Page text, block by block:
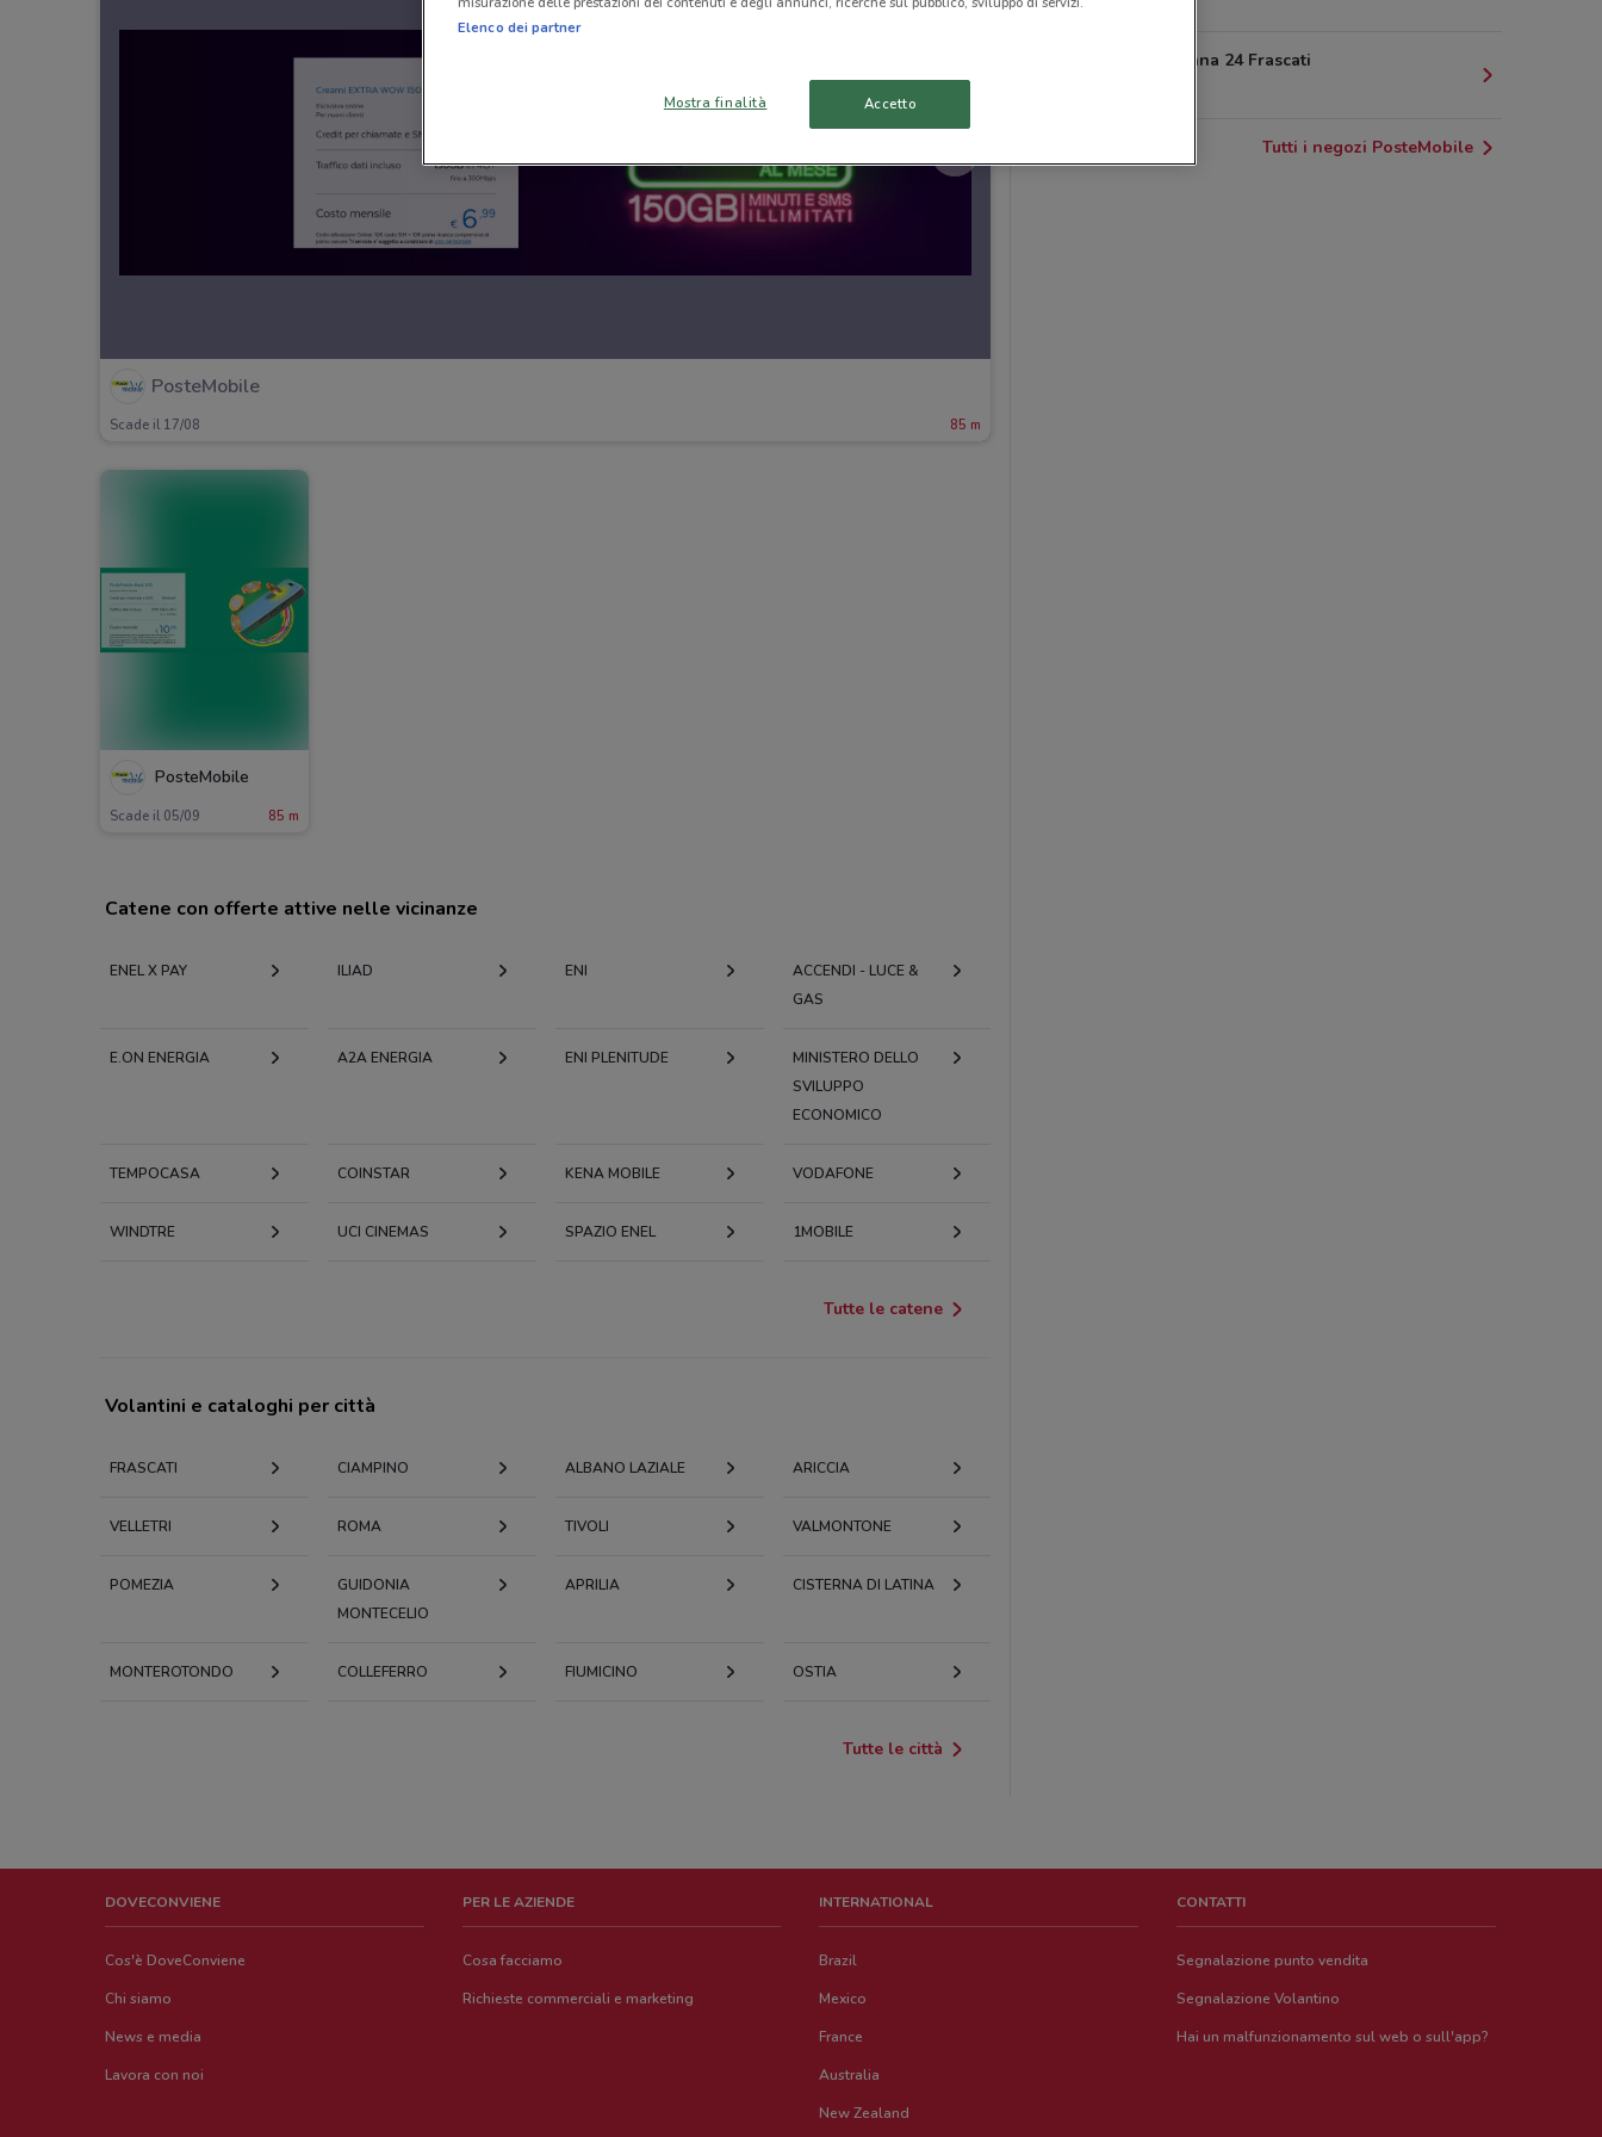
PosteMobile
Scade il 17/08 85 m
PosteMobile
Scade il 05/09 85 m
Via Sciadonna 24 Frascati
Tutti i negozi PosteMobile
Catene con offerte attive nelle vicinanze
ENEL X PAY ILIAD ENI
ACCENDI - LUCE &
GAS
E.ON ENERGIA A2A ENERGIA ENI PLENITUDE
MINISTERO DELLO
SVILUPPO
ECONOMICO
TEMPOCASA COINSTAR KENA MOBILE VODAFONE
WINDTRE UCI CINEMAS SPAZIO ENEL 1MOBILE
Tutte le catene
Volantini e cataloghi per città
FRASCATI CIAMPINO ALBANO LAZIALE ARICCIA
VELLETRI ROMA TIVOLI VALMONTONE
POMEZIA
GUIDONIA
MONTECELIO
APRILIA CISTERNA DI LATINA
MONTEROTONDO COLLEFERRO FIUMICINO OSTIA
Tutte le città
DOVECONVIENE
Cos'è DoveConviene
Chi siamo
News e media
Lavora con noi
PER LE AZIENDE
Cosa facciamo
Richieste commerciali e marketing
INTERNATIONAL
Brazil
Mexico
France
Australia
New Zealand
CONTATTI
Segnalazione punto vendita
Segnalazione Volantino
Hai un malfunzionamento sul web o sull'app?
Elenco dei partner
Mostra finalità Accetto